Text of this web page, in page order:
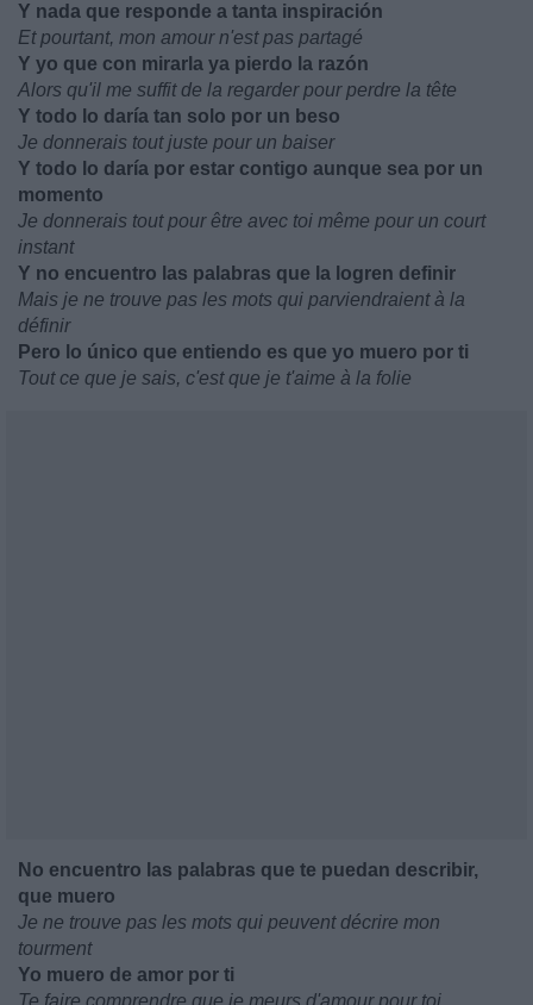
Y nada que responde a tanta inspiración
Et pourtant, mon amour n'est pas partagé
Y yo que con mirarla ya pierdo la razón
Alors qu'il me suffit de la regarder pour perdre la tête
Y todo lo daría tan solo por un beso
Je donnerais tout juste pour un baiser
Y todo lo daría por estar contigo aunque sea por un
momento
Je donnerais tout pour être avec toi même pour un court
instant
Y no encuentro las palabras que la logren definir
Mais je ne trouve pas les mots qui parviendraient à la
définir
Pero lo único que entiendo es que yo muero por ti
Tout ce que je sais, c'est que je t'aime à la folie
No encuentro las palabras que te puedan describir,
que muero
Je ne trouve pas les mots qui peuvent décrire mon
tourment
Yo muero de amor por ti
Te faire comprendre que je meurs d'amour pour toi